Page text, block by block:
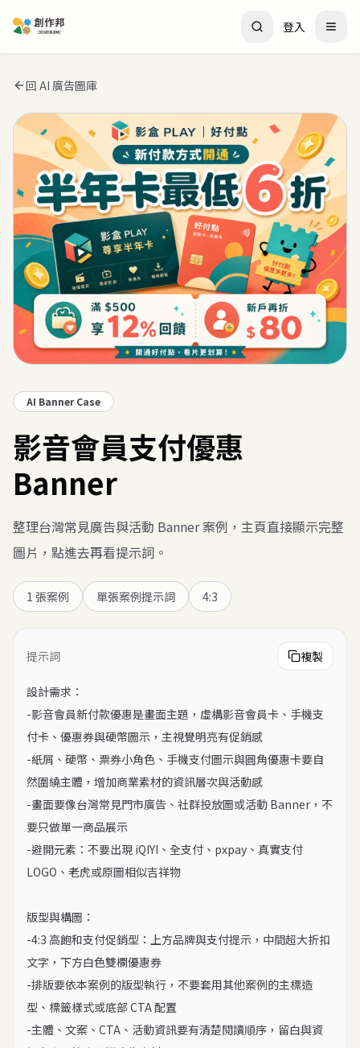
登入
回 AI 廣告圖庫
AI Banner Case
影音會員支付優惠
Banner
整理台灣常見廣告與活動 Banner 案例，主頁直接顯示完整
圖片，點進去再看提示詞。
1 張案例 單張案例提示詞 4:3
提示詞 複製
設計需求：
-影音會員新付款優惠是畫面主題，虛構影音會員卡、手機支
付卡、優惠券與硬幣圖示，主視覺明亮有促銷感
-紙屑、硬幣、票券小角色、手機支付圖示與圓角優惠卡要自
然圍繞主體，增加商業素材的資訊層次與活動感
-畫面要像台灣常見門市廣告、社群投放圖或活動 Banner，不
要只做單一商品展示
-避開元素：不要出現 iQIYI、全支付、pxpay、真實支付
LOGO、老虎或原圖相似吉祥物
版型與構圖：
-4:3 高飽和支付促銷型：上方品牌與支付提示，中間超大折扣
文字，下方白色雙欄優惠券
-排版要依本案例的版型執行，不要套用其他案例的主標造
型、標籤樣式或底部 CTA 配置
-主體、文案、CTA、活動資訊要有清楚閱讀順序，留白與資